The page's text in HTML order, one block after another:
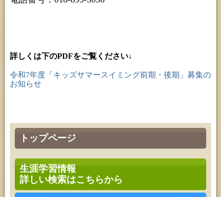
トップページ
生涯学習情報
詳しい検索はこちらから
詳しくは下のPDFをご覧ください↓
令和7年度「キッズサマースイミング前期・後期」募集の
お知らせ